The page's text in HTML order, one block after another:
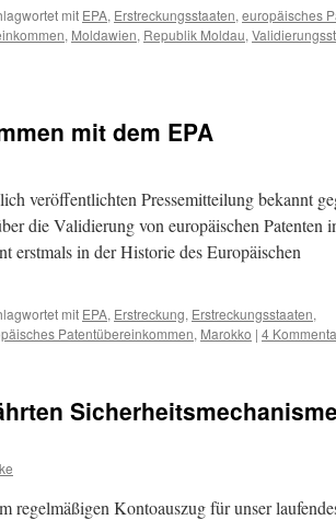
mit EPA, Erstreckungsstaaten, europäisches
, Moldawien, Republik Moldau,
mit dem EPA
veröffentlichten Pressemitteilung bekannt
die Validierung von europäischen Patenten
in der Historie des Europäischen
mit EPA, Erstreckung, Erstreckungsstaaten,
Patentübereinkommen, Marokko | 4
regelmäßigen Kontoauszug für unser